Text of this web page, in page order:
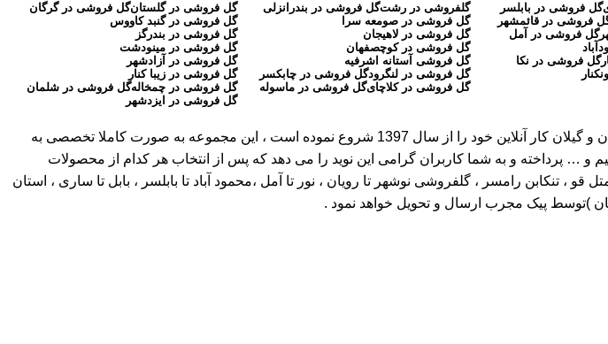
گل فروشی در بابلسر
فروشی در قائمشهر
گل فروشی در آمل
گل فروشی در نکا
گلفروشی در رشتگل فروشی در بندرانزلی
گل فروشی در صومعه سرا
گل فروشی در لاهیجان
گل فروشی در کوچصفهان
گل فروشی آستانه اشرفیه
گل فروشی در لنگرودگل فروشی در چابکسر
گل فروشی در کلاچایگل فروشی در ماسوله
گل فروشی در گلستانگل فروشی در گرگان
گل فروشی در گنبد کاووس
گل فروشی در بندرگز
گل فروشی در مینودشت
گل فروشی در آزادشهر
گل فروشی در زیبا کنار
گل فروشی در چمخالهگل فروشی در شلمان
گل فروشی در ایزدشهر
( بیش از 30 سال سابقه ) ، به عنوان اولین گلفروشی آنلاین در مازندران ، گلستان و گیلان کار آنلاین خود را از سال 1397 شروع نموده است ، این مجموعه به صورت کاملا تخصصی به
… پرداخته و به شما کاربران گرامی این نوید را می دهد که پس از انتخاب هر کدام از محصولات
رامسر ، گلفروشی نوشهر تا رویان ، نور تا آمل ،محمود آباد تا بابلسر ، بابل تا ساری ، استان
)توسط پیک مجرب ارسال و تحویل خواهد نمود .